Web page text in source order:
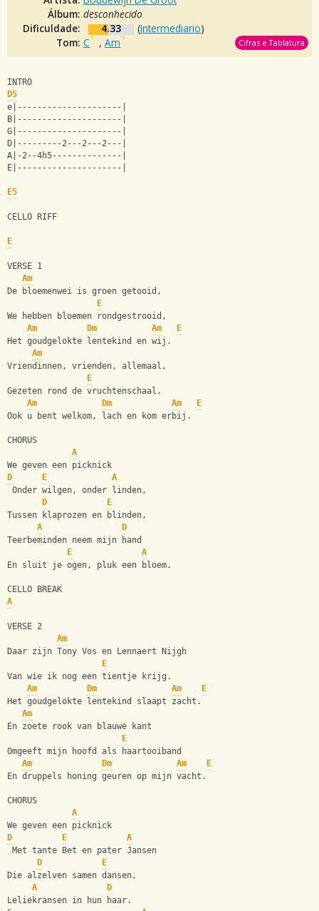
Álbum: desconhecido
Dificuldade:
4.33 (Intermediario)
Tom: C , Am Cifras e Tablatura
INTRO
D5
e|---------------------|
B|---------------------|
G|---------------------|
D|---------2---2---2---|
A|-2--4h5--------------|
E|---------------------|
E5
CELLO RIFF
E
VERSE 1
Am
De bloemenwei is groen getooid,
E
We hebben bloemen rondgestrooid,
Am
Dm Am
E
Het goudgelokte lentekind en wij.
Am
Vriendinnen, vrienden, allemaal,
E
Gezeten rond de vruchtenschaal.
Am
Dm Am
E
Ook u bent welkom, lach en kom erbij.
CHORUS
A
We geven een picknick
D
E
A
Onder wilgen, onder linden,
D
E
Tussen klaprozen en blinden,
A
D
Teerbeminden neem mijn hand
E
A
En sluit je ogen, pluk een bloem.
CELLO BREAK
A
VERSE 2
Am
Daar zijn Tony Vos en Lennaert Nijgh
E
Van wie ik nog een tientje krijg.
Am
Dm Am
E
Het goudgelokte lentekind slaapt zacht.
Am
En zoete rook van blauwe kant
E
Omgeeft mijn hoofd als haartooiband
Am
Dm Am
E
En druppels honing geuren op mijn vacht.
CHORUS
A
We geven een picknick
D
E
A
Met tante Bet en pater Jansen
D
E
Die alzelven samen dansen,
A
D
Leliekransen in hun haar.